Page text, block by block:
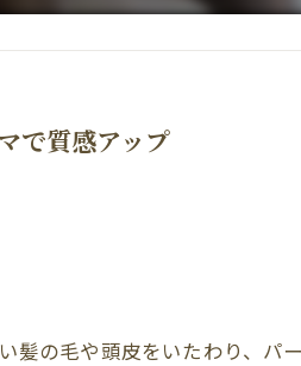
で質感アップ
髪の毛や頭皮をいたわり、パ